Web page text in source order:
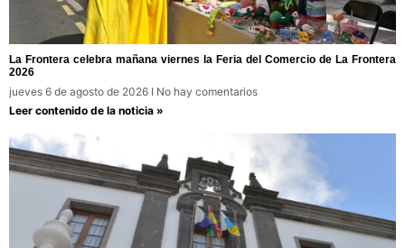
La Frontera celebra mañana viernes la Feria del Comercio de La Frontera
2026
jueves 6 de agosto de 2026
No hay comentarios
Leer contenido de la noticia »